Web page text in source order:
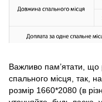
Важливо пам’ятати, що
спального місця, так,
розмір 1660*2080 (в